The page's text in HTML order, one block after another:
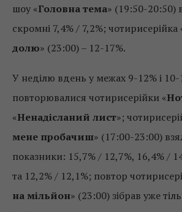
шоу «Головна тема» (19:50-20:50)
скромні 7,4% / 7,2%; чотирисерійка
долю» (23:00) – 12-17%.
У неділю вдень у межах 9-12% і 10-
повторювалися чотирисерійки «
«Ненадісланий лист»;
мене пробачиш» (17:00-23:00)
показники: 15,7% / 12,7%, 16,4% /
та 12,2% / 12,1%; повтор
на мільйон» (23:00) зібрав уже